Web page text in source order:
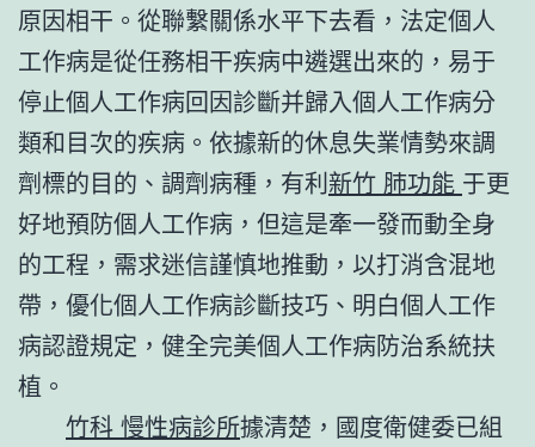
原因相干。從聯繫關係水平下去看，法定個人
工作病是從任務相干疾病中遴選出來的，易于
停止個人工作病回因診斷并歸入個人工作病分
類和目次的疾病。依據新的休息失業情勢來調
劑標的目的、調劑病種，有利新竹 肺功能 于更
好地預防個人工作病，但這是牽一發而動全身
的工程，需求迷信謹慎地推動，以打消含混地
帶，優化個人工作病診斷技巧、明白個人工作
病認證規定，健全完美個人工作病防治系統扶
植。
竹科 慢性病診所據清楚，國度衛健委已組